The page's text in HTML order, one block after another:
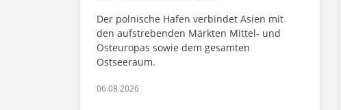
Der polnische Hafen verbindet Asien mit
den aufstrebenden Märkten Mittel- und
Osteuropas sowie dem gesamten
Ostseeraum.
06.08.2026